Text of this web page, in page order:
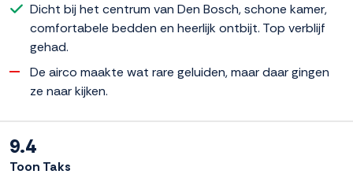
Dicht bij het centrum van Den Bosch, schone kamer,
comfortabele bedden en heerlijk ontbijt. Top verblijf
gehad.
De airco maakte wat rare geluiden, maar daar gingen
ze naar kijken.
9.4
Toon Taks